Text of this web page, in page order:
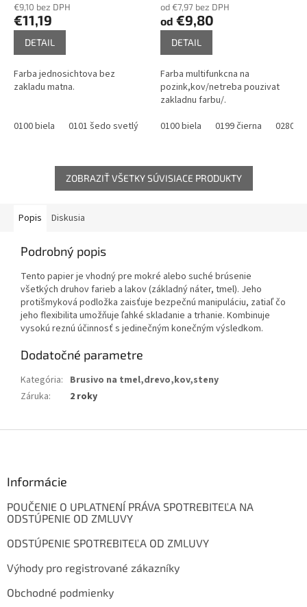
€9,10 bez DPH
€11,19
DETAIL
Farba jednosichtova bez
zakladu matna.
0100 biela 0101 šedo svetlý 0110 šedá stredná 0199 čierna
od €7,97 bez DPH
od €9,80
DETAIL
Farba multifunkcna na
pozink,kov/netreba pouzivat
zakladnu farbu/.
0100 biela
0199 čierna 0280
ZOBRAZIŤ VŠETKY SÚVISIACE PRODUKTY
Popis Diskusia
Podrobný popis
Tento papier je vhodný pre mokré alebo suché brúsenie
všetkých druhov farieb a lakov (základný náter, tmel). Jeho
protišmyková podložka zaisťuje bezpečnú manipuláciu, zatiaľ čo
jeho flexibilita umožňuje ľahké skladanie a trhanie. Kombinuje
vysokú reznú účinnosť s jedinečným konečným výsledkom.
Dodatočné parametre
Kategória: Brusivo na tmel,drevo,kov,steny
Záruka: 2 roky
Informácie
POUČENIE O UPLATNENÍ PRÁVA SPOTREBITEĽA NA
ODSTÚPENIE OD ZMLUVY
ODSTÚPENIE SPOTREBITEĽA OD ZMLUVY
Výhody pro registrované zákazníky
Obchodné podmienky